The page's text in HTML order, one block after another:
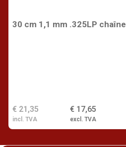
30 cm 1,1 mm .325LP chaîne
€ 17,65
excl. TVA
€ 21,35
incl. TVA